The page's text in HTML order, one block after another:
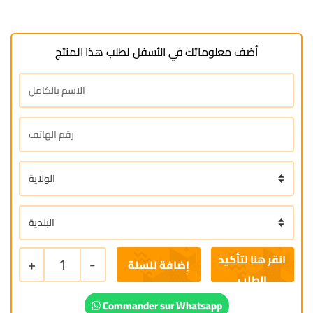
أضف معلوماتك في الأسفل لطلب هذا المنتج
+ 1 - إضافة للسلة
Commander sur Whatsapp